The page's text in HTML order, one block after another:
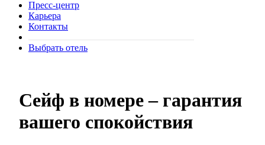
Пресс-центр
Карьера
Контакты
Выбрать отель
Сейф в номере ‒ гарантия
вашего спокойствия